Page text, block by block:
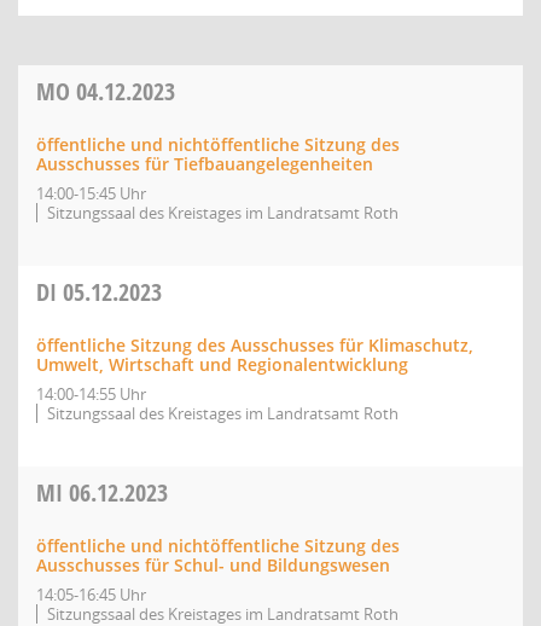
MO 04.12.2023
öffentliche und nichtöffentliche Sitzung des
Ausschusses für Tiefbauangelegenheiten
14:00-15:45 Uhr
Sitzungssaal des Kreistages im Landratsamt Roth
DI 05.12.2023
öffentliche Sitzung des Ausschusses für Klimaschutz,
Umwelt, Wirtschaft und Regionalentwicklung
14:00-14:55 Uhr
Sitzungssaal des Kreistages im Landratsamt Roth
MI 06.12.2023
öffentliche und nichtöffentliche Sitzung des
Ausschusses für Schul- und Bildungswesen
14:05-16:45 Uhr
Sitzungssaal des Kreistages im Landratsamt Roth